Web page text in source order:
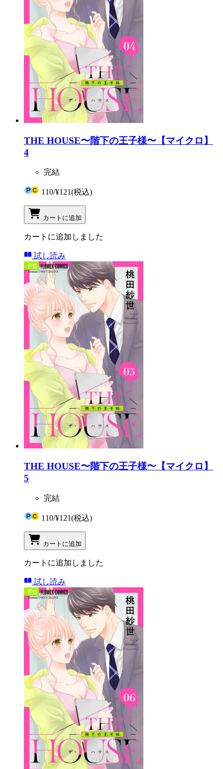
THE HOUSE〜階下の王子様〜【マイクロ】
4
完結
110/¥121(税込)
カートに追加
カートに追加しました
試し読み
THE HOUSE〜階下の王子様〜【マイクロ】
5
完結
110/¥121(税込)
カートに追加
カートに追加しました
試し読み